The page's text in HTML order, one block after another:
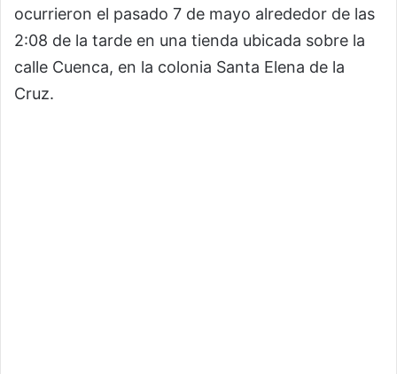
ocurrieron el pasado 7 de mayo alrededor de las
2:08 de la tarde en una tienda ubicada sobre la
calle Cuenca, en la colonia Santa Elena de la
Cruz.